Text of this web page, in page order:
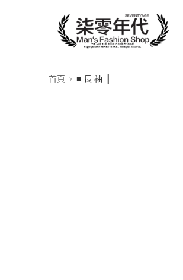
首頁 ■ 長 袖 ║